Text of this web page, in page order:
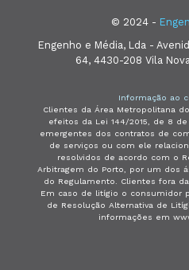
© 2024 -
Engenho e Média, Lda -
64, 4430-208 Vila
Informação ao
Clientes da Área Metropolitana
efeitos da Lei 144/2015, de 8
emergentes dos contratos de
de serviços ou com ele
resolvidos de acordo com o
Arbitragem do Porto, por um dos
do Regulamento. Clientes fora
Em caso de litígio o consumidor
de Resolução Alternativa de
informações em